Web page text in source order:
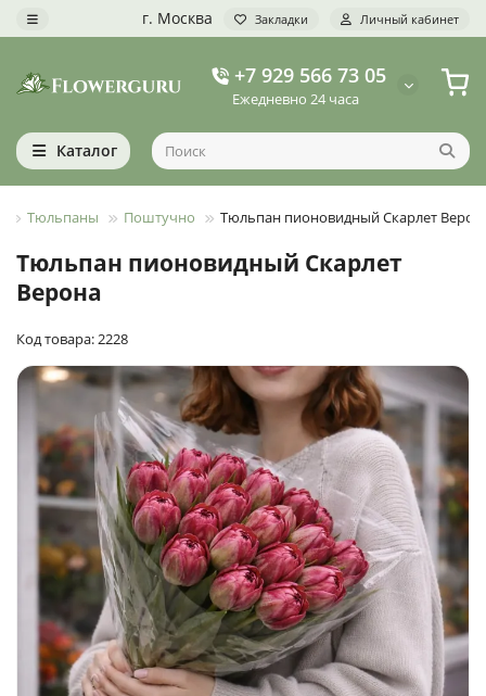
г. Москва Закладки Личный кабинет
+7 929 566 73 05
Ежедневно 24 часа
Каталог
Тюльпаны Поштучно Тюльпан пионовидный Скарлет
Тюльпан пионовидный Скарлет
Верона
Код товара: 2228